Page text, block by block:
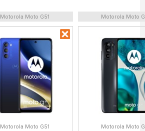
Motorola Moto G51 Motorola Moto
Motorola Moto G51 Motorola Moto